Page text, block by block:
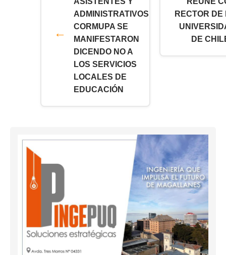
ADMINISTRATIVOS
CORMUPA SE
MANIFESTARON
DICENDO NO A
LOS SERVICIOS
LOCALES DE
EDUCACIÓN
RECTOR DE
DE